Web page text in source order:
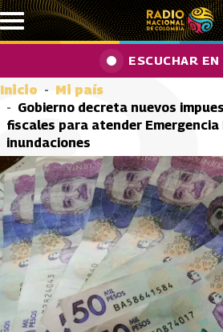
Pasar al contenido principal
ESCUCHAR EN
Inicio
Mi país
Gobierno decreta nuevos
fiscales para atender Emergencia
inundaciones